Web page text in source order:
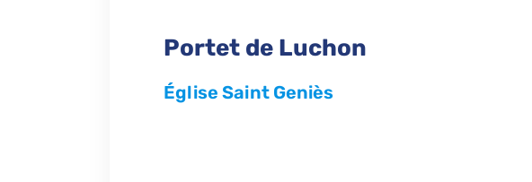
Portet de Luchon
Église Saint Geniès